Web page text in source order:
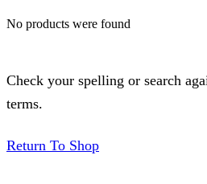
No products were found
Check your spelling or search
terms.
Return To Shop